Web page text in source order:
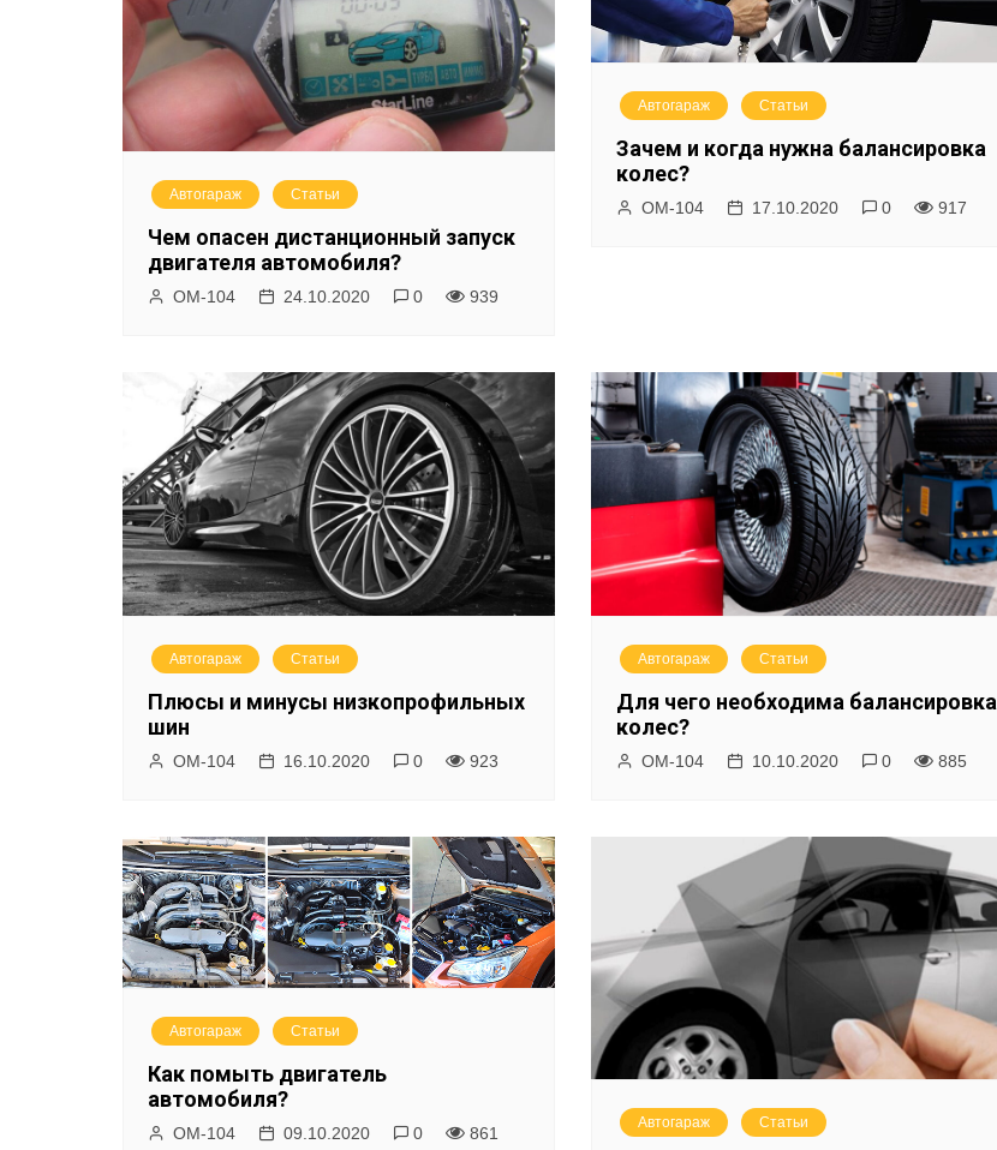
Автогараж Статьи
Чем опасен дистанционный запуск
двигателя автомобиля?
ОМ-104 24.10.2020 0 939
Автогараж Статьи
Зачем и когда нужна балансировка
колес?
ОМ-104 17.10.2020 0 917
Автогараж Статьи
Плюсы и минусы низкопрофильных
шин
ОМ-104 16.10.2020 0 923
Автогараж Статьи
Для чего необходима балансировка
колес?
ОМ-104 10.10.2020 0 885
Автогараж Статьи
Как помыть двигатель
автомобиля?
ОМ-104 09.10.2020 0 861
Автогараж Статьи